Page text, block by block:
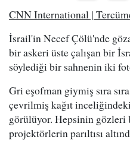
CNN International |
İsrail'in Necef Çölü'nde
bir askeri üste çalışan bir
söylediği bir sahnenin iki
Gri eşofman giymiş sıra
çevrilmiş kağıt
görülüyor. Hepsinin gözleri
projektörlerin parıltısı